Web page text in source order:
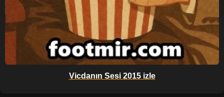
Vicdanın Sesi 2015 izle